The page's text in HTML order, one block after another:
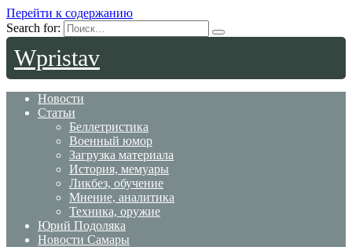
Перейти к содержанию
Search for:
Wpristav
Новости
Статьи
Беллетристика
Военный юмор
Загрузка материала
История, мемуары
Ликбез, обучение
Мнение, аналитика
Техника, оружие
Юрий Подоляка
Новости Самары